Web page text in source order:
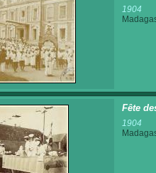
1904
Fête
1904